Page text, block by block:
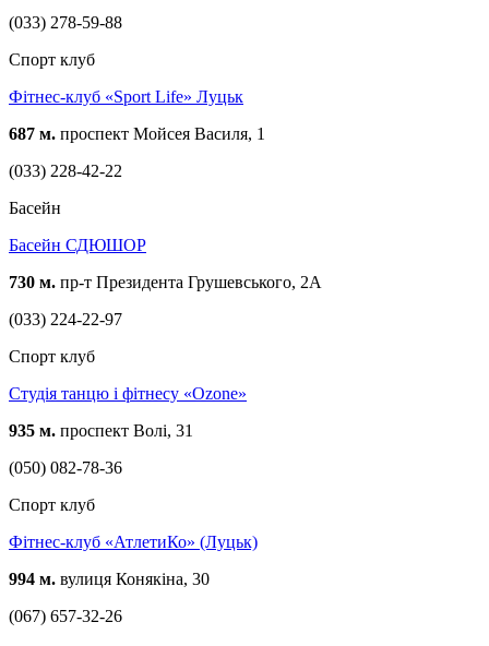
(033) 278-59-88
Спорт клуб
Фітнес-клуб «Sport Life» Луцьк
687 м. проспект Мойсея Василя, 1
(033) 228-42-22
Басейн
Басейн СДЮШОР
730 м. пр-т Президента Грушевського, 2A
(033) 224-22-97
Спорт клуб
Студія танцю і фітнесу «Ozone»
935 м. проспект Волі, 31
(050) 082-78-36
Спорт клуб
Фітнес-клуб «АтлетиКо» (Луцьк)
994 м. вулиця Конякіна, 30
(067) 657-32-26